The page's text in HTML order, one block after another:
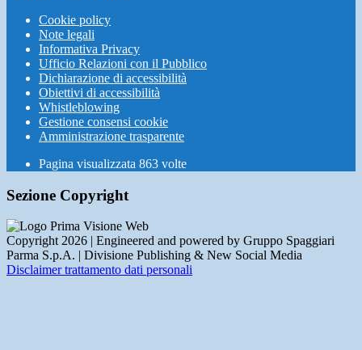
Cookie policy
Note legali
Informativa Privacy
Ufficio Relazioni con il Pubblico
Dichiarazione di accessibilità
Obiettivi di accessibilità
Whistleblowing
Gestione consensi cookie
Amministrazione trasparente
Pagina visualizzata 863 volte
Sezione Copyright
Copyright 2026 | Engineered and powered by Gruppo Spaggiari
Parma S.p.A. | Divisione Publishing & New Social Media
Disclaimer trattamento dati personali